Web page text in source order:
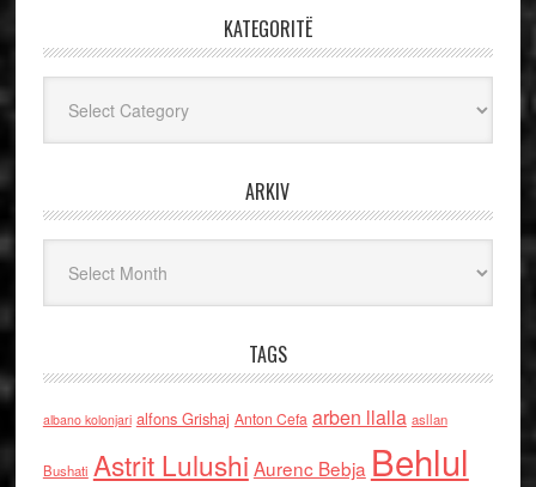
KATEGORITË
ARKIV
TAGS
albano kolonjari alfons Grishaj Anton Cefa arben llalla asllan
Bushati Astrit Lulushi Aurenc Bebja Behlul